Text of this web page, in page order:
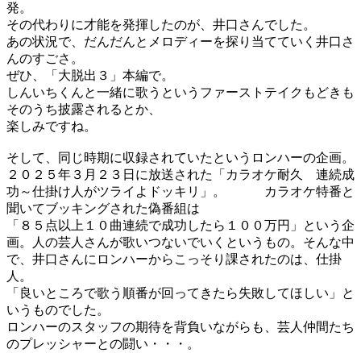
発。
その代わりに才能を発揮したのが、井口さんでした。
あの状況で、だんだんとメロディーを探り当てていく井口さ
んのすごさ。
ぜひ、「大脱出３」本編で。
しんいちくんと一緒に歌うというファーストテイクもどきも
そのうち披露されるとか、
楽しみですね。
そして、同じ時期に収録されていたというロンハーの企画。
２０２５年３月２３日に放送された「カラオケ耐久 連続成
功～仕掛け人がツライよドッキリ」。 カラオケ特番と
聞いてブッキングされた偽番組は
「８５点以上１０曲連続で成功したら１００万円」という企
画。人の芸人さんが歌いつないでいくというもの。そんな中
で、井口さんにロンハーからこっそり課されたのは、仕掛
人。
「良いところで歌う順番が回ってきたら失敗してほしい」と
いうものでした。
ロンハーのスタッフの期待を背負いながらも、芸人仲間たち
のプレッシャーとの闘い・・・。